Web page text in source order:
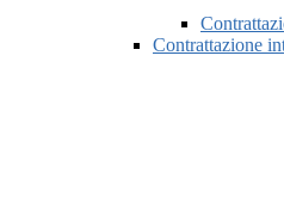
Contrattazione